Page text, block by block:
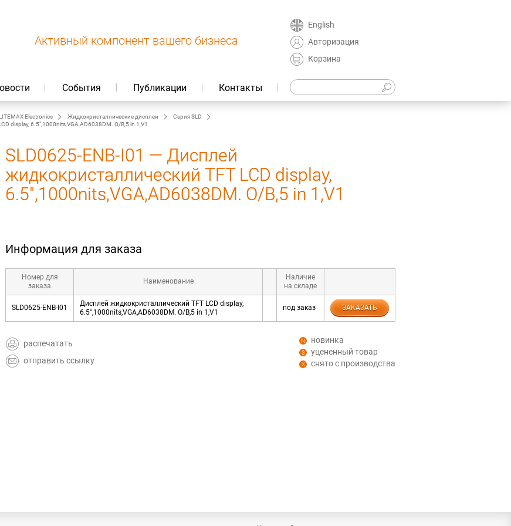
Активный компонент вашего бизнеса
English
Авторизация
Корзина
События Публикации Контакты
Electronics Жидкокристаллические дисплеи
Серия SLD
display, 6.5",1000nits,VGA,AD6038DM. O/B,5 in 1,V1
SLD0625-ENB-I01 — Дисплей
жидкокристаллический TFT LCD display,
6.5",1000nits,VGA,AD6038DM. O/B,5 in 1,V1
Информация для заказа
Номер для
заказа
Наименование
Наличие
на складе
SLD0625-ENB-I01
Дисплей жидкокристаллический TFT LCD display,
6.5",1000nits,VGA,AD6038DM. O/B,5 in 1,V1
под заказ ЗАКАЗАТЬ
распечатать
отправить ссылку
новинка
уцененный товар
снято с производства